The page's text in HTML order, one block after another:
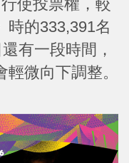
使投票權，較
時的333,391名
有一段時間，
微向下調整。